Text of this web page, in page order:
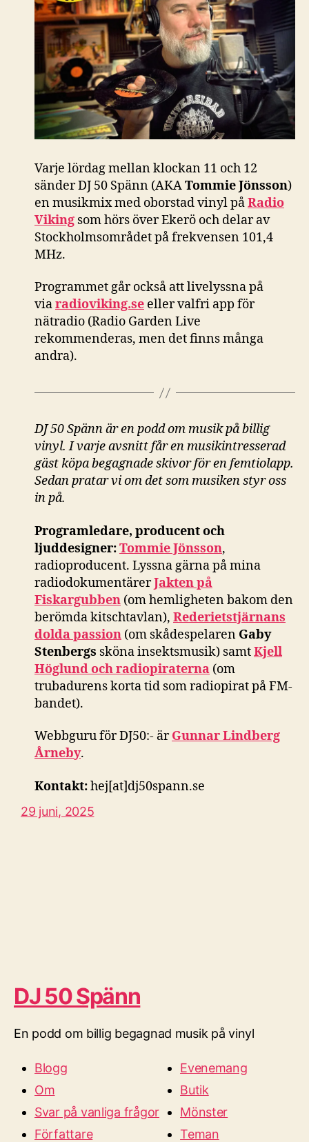
Varje lördag mellan klockan 11 och 12
sänder DJ 50 Spänn (AKATommie Jönsson)
en musikmix med oborstad vinyl påRadio
Viking som hörs över Ekerö och delar av
Stockholmsområdet på frekvensen 101,4
MHz.
Programmet går också att livelyssna på
viaradioviking.se eller valfri app för
nätradio (Radio Garden Live
rekommenderas, men det finns många
andra).
DJ 50 Spänn är en podd om musik på billig
vinyl. I varje avsnitt får en musikintresserad
gäst köpa begagnade skivor för en femtiolapp.
Sedan pratar vi om det som musiken styr oss
in på.
Programledare, producent och
ljuddesigner:Tommie Jönsson,
radioproducent. Lyssna gärna på mina
radiodokumentärerJakten på
Fiskargubben (om hemligheten bakom den
berömda kitschtavlan), Rederietstjärnans
dolda passion (om skådespelaren Gaby
Stenbergs sköna insektsmusik) samtKjell
Höglund och radiopiraterna (om
trubadurens korta tid som radiopirat på FM-
bandet).
Webbguru för DJ50:- ärGunnar Lindberg
Årneby.
Kontakt:hej[at]dj50spann.se
29 juni, 2025
DJ 50 Spänn
En podd om billig begagnad musik på vinyl
Blogg
Om
Svar på vanliga frågor
Författare
Evenemang
Butik
Mönster
Teman